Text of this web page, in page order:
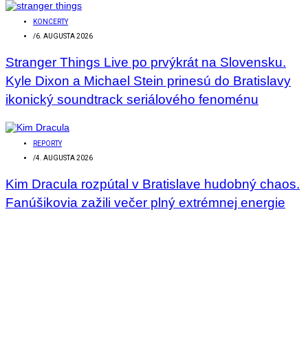
KONCERTY
/6. AUGUSTA 2026
Stranger Things Live po prvýkrát na Slovensku.
Kyle Dixon a Michael Stein prinesú do Bratislavy
ikonický soundtrack seriálového fenoménu
REPORTY
/4. AUGUSTA 2026
Kim Dracula rozpútal v Bratislave hudobný chaos.
Fanúšikovia zažili večer plný extrémnej energie